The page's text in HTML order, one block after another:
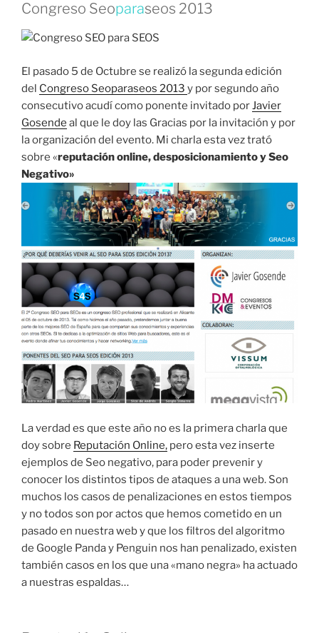
Congreso Seoparaseos 2013
El pasado 5 de Octubre se realizó la segunda edición
del Congreso Seoparaseos 2013 y por segundo año
consecutivo acudí como ponente invitado porJavier
Gosende al que le doy las Gracias por la invitación y por
la organización del evento. Mi charla esta vez trató
sobre «reputación online, desposicionamiento y Seo
Negativo»
La verdad es que este año no es la primera charla que
doy sobre Reputación Online, pero esta vez inserte
ejemplos de Seo negativo, para poder prevenir y
conocer los distintos tipos de ataques a una web. Son
muchos los casos de penalizaciones en estos tiempos
y no todos son por actos que hemos cometido en un
pasado en nuestra web y que los filtros del algoritmo
de Google Panda y Penguin nos han penalizado, existen
también casos en los que una «mano negra» ha actuado
a nuestras espaldas…